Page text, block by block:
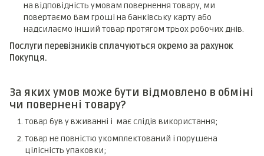
на відповідність умовам повернення товару, ми
повертаємо Вам гроші на банківську карту або
надсилаємо інший товар протягом трьох робочих днів.
Послуги перевізників сплачуються окремо за рахунок
Покупця.
За яких умов може бути відмовлено в обміні
чи повернені товару?
Товар був у вживанні і має слідів використання;
Товар не повністю укомплектований і порушена
цілісність упаковки;